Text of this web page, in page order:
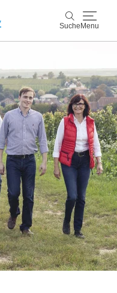
Suche Menu
Suche